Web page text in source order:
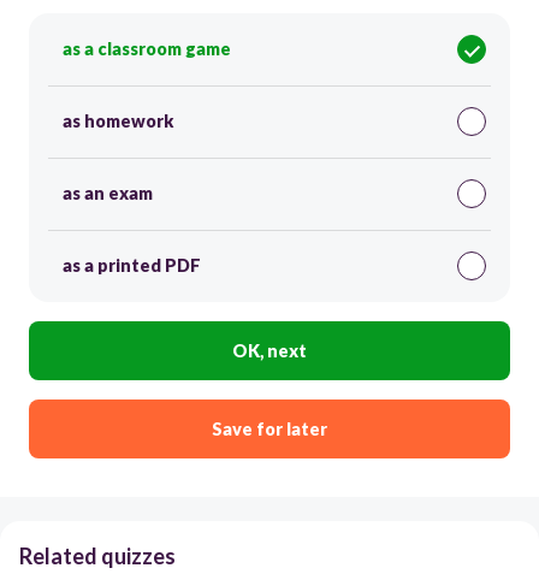
as a classroom game
as homework
as an exam
as a printed PDF
OK, next
Save for later
Related quizzes